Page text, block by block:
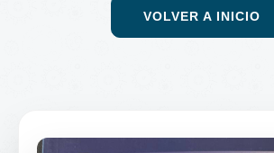
VOLVER A INICIO